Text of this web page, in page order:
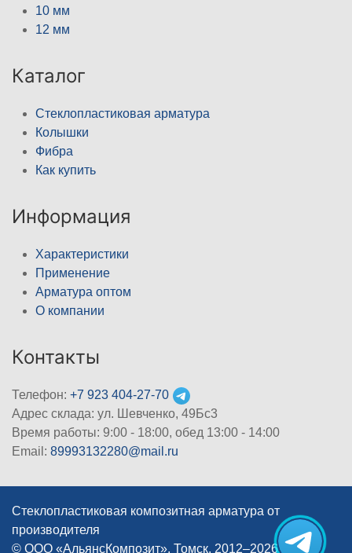
10 мм
12 мм
Каталог
Стеклопластиковая арматура
Колышки
Фибра
Как купить
Информация
Характеристики
Применение
Арматура оптом
О компании
Контакты
Телефон: +7 923 404-27-70
Адрес склада: ул. Шевченко, 49Бс3
Время работы: 9:00 - 18:00, обед 13:00 - 14:00
Email: 89993132280@mail.ru
Стеклопластиковая композитная арматура от
производителя
© ООО «АльянсКомпозит», Томск, 2012–2026
|